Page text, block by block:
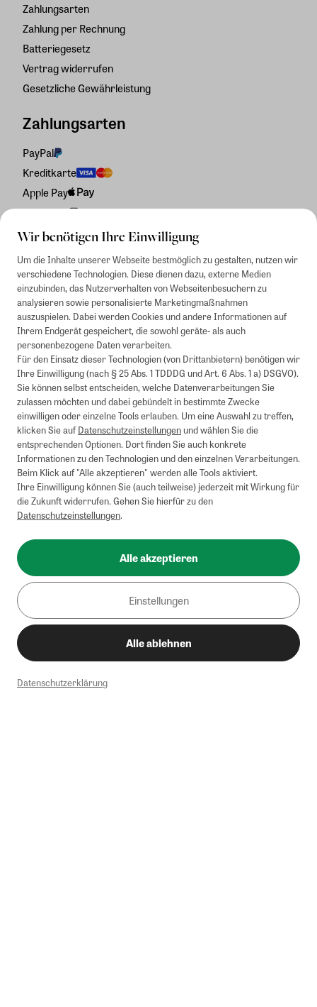
Wir benötigen Ihre Einwilligung
Um die Inhalte unserer Webseite bestmöglich zu gestalten, nutzen wir
verschiedene Technologien. Diese dienen dazu, externe Medien
einzubinden, das Nutzerverhalten von Webseitenbesuchern zu
analysieren sowie personalisierte Marketingmaßnahmen
auszuspielen. Dabei werden Cookies und andere Informationen auf
Ihrem Endgerät gespeichert, die sowohl geräte- als auch
personenbezogene Daten verarbeiten.
Für den Einsatz dieser Technologien (von Drittanbietern) benötigen wir
Ihre Einwilligung (nach § 25 Abs. 1 TDDDG und Art. 6 Abs. 1 a) DSGVO).
Sie können selbst entscheiden, welche Datenverarbeitungen Sie
zulassen möchten und dabei gebündelt in bestimmte Zwecke
einwilligen oder einzelne Tools erlauben. Um eine Auswahl zu treffen,
klicken Sie aufDatenschutzeinstellungenund wählen Sie die
entsprechenden Optionen. Dort finden Sie auch konkrete
Informationen zu den Technologien und den einzelnen Verarbeitungen.
Beim Klick auf "Alle akzeptieren" werden alle Tools aktiviert.
Ihre Einwilligung können Sie (auch teilweise) jederzeit mit Wirkung für
die Zukunft widerrufen. Gehen Sie hierfür zu den
Datenschutzeinstellungen.
Alle akzeptieren
Einstellungen
Alle ablehnen
Datenschutzerklärung
Zahlungsarten
Zahlung per Rechnung
Batteriegesetz
Vertrag widerrufen
Gesetzliche Gewährleistung
Zahlungsarten
PayPal
Kreditkarte
Apple Pay
Rechnung